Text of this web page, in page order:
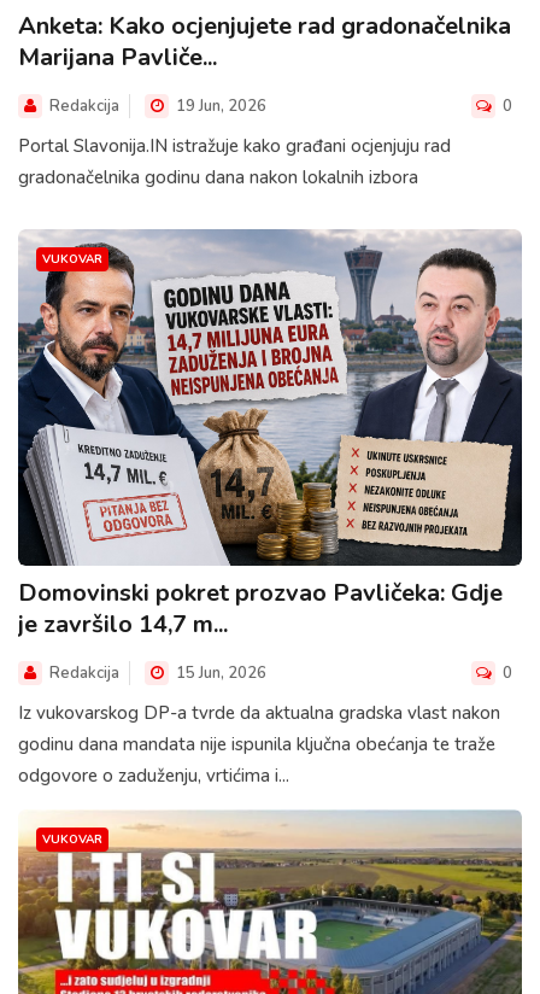
Anketa: Kako ocjenjujete rad gradonačelnika
Marijana Pavliče...
Redakcija 19 Jun, 2026 0
Portal Slavonija.IN istražuje kako građani ocjenjuju rad
gradonačelnika godinu dana nakon lokalnih izbora
VUKOVAR
Domovinski pokret prozvao Pavličeka: Gdje
je završilo 14,7 m...
Redakcija 15 Jun, 2026 0
Iz vukovarskog DP-a tvrde da aktualna gradska vlast nakon
godinu dana mandata nije ispunila ključna obećanja te traže
odgovore o zaduženju, vrtićima i...
VUKOVAR